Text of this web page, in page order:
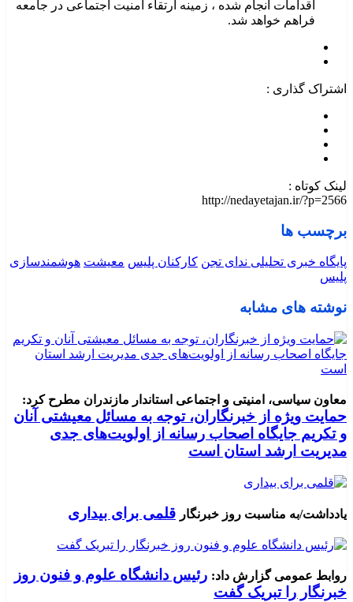
اقدامات انجام شده ، زمینه ارتقاء امنیت اجتماعی در جامعه
فراهم خواهد شد.
اشتراک گذاری :
لینک کوتاه :
http://nedayetajan.ir/?p=2566
برچسب ها
پایگاه خبری تحلیلی ندای تجن کارکنان پلیس معیشت هوشمندسازی
پلیس
نوشته های مشابه
معاون سیاسی، امنیتی و اجتماعی استاندار مازندران مطرح کرد:
حمایت ویژه از خبرنگاران، توجه به مسائل معیشتی آنان
و تکریم جایگاه اصحاب رسانه از اولویت‌های جدی
مدیریت ارشد استان است
یادداشت/به مناسبت روز خبرنگار قلمی برای بیداری
روابط عمومی گزارش داد: رئیس دانشگاه علوم و فنون روز
خبرنگار را تبریک گفت